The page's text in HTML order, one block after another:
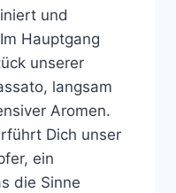
und
Hauptgang
unserer
langsam
Aromen.
Dich unser
ein
die Sinne